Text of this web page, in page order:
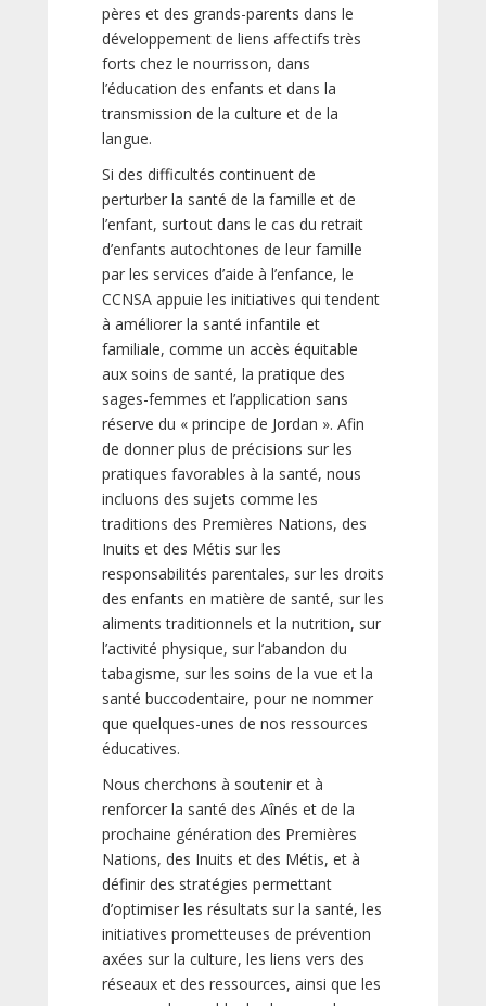
pères et des grands-parents dans le
développement de liens affectifs très
forts chez le nourrisson, dans
l’éducation des enfants et dans la
transmission de la culture et de la
langue.
Si des difficultés continuent de
perturber la santé de la famille et de
l’enfant, surtout dans le cas du retrait
d’enfants autochtones de leur famille
par les services d’aide à l’enfance, le
CCNSA appuie les initiatives qui tendent
à améliorer la santé infantile et
familiale, comme un accès équitable
aux soins de santé, la pratique des
sages-femmes et l’application sans
réserve du « principe de Jordan ». Afin
de donner plus de précisions sur les
pratiques favorables à la santé, nous
incluons des sujets comme les
traditions des Premières Nations, des
Inuits et des Métis sur les
responsabilités parentales, sur les droits
des enfants en matière de santé, sur les
aliments traditionnels et la nutrition, sur
l’activité physique, sur l’abandon du
tabagisme, sur les soins de la vue et la
santé buccodentaire, pour ne nommer
que quelques-unes de nos ressources
éducatives.
Nous cherchons à soutenir et à
renforcer la santé des Aînés et de la
prochaine génération des Premières
Nations, des Inuits et des Métis, et à
définir des stratégies permettant
d’optimiser les résultats sur la santé, les
initiatives prometteuses de prévention
axées sur la culture, les liens vers des
réseaux et des ressources, ainsi que les